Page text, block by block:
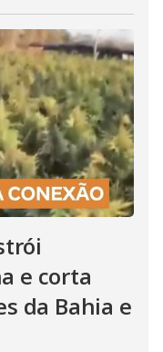
e corta
da Bahia e